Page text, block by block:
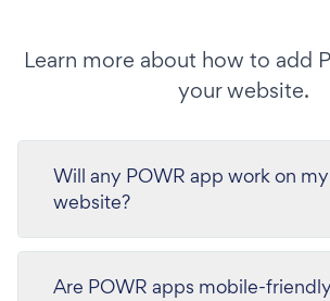
Learn more about how to add
your website.
Will any POWR app work on
website?
Are POWR apps mobile-